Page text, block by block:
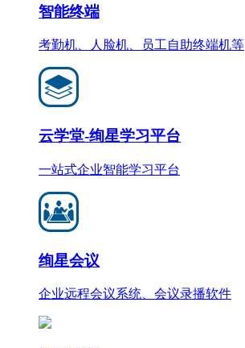
智能终端
考勤机、人脸机、员工自助终端机等
云学堂-绚星学习平台
一站式企业智能学习平台
绚星会议
企业远程会议系统、会议录播软件